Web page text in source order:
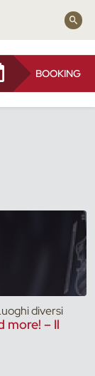
BOOKING
diversi
more! – Il